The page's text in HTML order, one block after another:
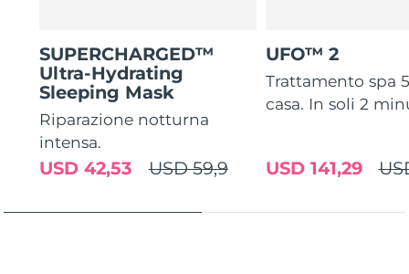
SUPERCHARGED™
Ultra-Hydrating
Sleeping Mask
Riparazione notturna
intensa.
USD 59,9
USD 42,53
UFO™ 2
Trattamento spa
casa. In soli 2
USD 141,29